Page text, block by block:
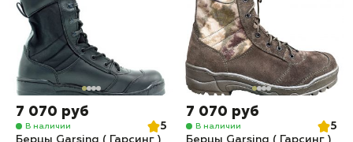
7 070 руб
В наличии
5
Берцы Garsing ( Гарсинг )
7 070 руб
В наличии
5
Берцы Garsing ( Гарсинг )